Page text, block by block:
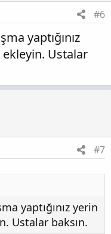
#6
yaptığınız
Ustalar
#7
yaptığınız yerin
Ustalar baksın.